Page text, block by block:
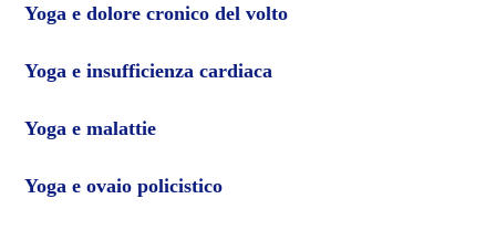
Yoga e dolore cronico del volto
Yoga e insufficienza cardiaca
Yoga e malattie
Yoga e ovaio policistico